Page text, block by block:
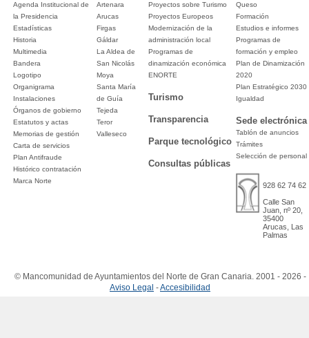
Agenda Institucional de
la Presidencia
Estadísticas
Historia
Multimedia
Bandera
Logotipo
Organigrama
Instalaciones
Órganos de gobierno
Estatutos y actas
Memorias de gestión
Carta de servicios
Plan Antifraude
Histórico contratación
Marca Norte
Artenara
Arucas
Firgas
Gáldar
La Aldea de
San Nicolás
Moya
Santa María
de Guía
Tejeda
Teror
Valleseco
Proyectos sobre Turismo
Proyectos Europeos
Modernización de la
administración local
Programas de
dinamización económica
ENORTE
Turismo
Transparencia
Parque tecnológico
Consultas públicas
Queso
Formación
Estudios e informes
Programas de
formación y empleo
Plan de Dinamización
2020
Plan Estratégico 2030
Igualdad
Sede electrónica
Tablón de anuncios
Trámites
Selección de personal
928 62 74 62
Calle San
Juan, nº 20,
35400
Arucas, Las
Palmas
© Mancomunidad de Ayuntamientos del Norte de Gran Canaria. 2001 - 2026 -
Aviso Legal -Accesibilidad